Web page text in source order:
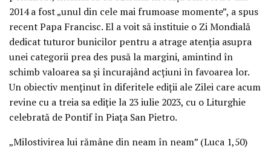
2014 a fost „unul din cele mai frumoase momente”, a spus
recent Papa Francisc. El a voit să instituie o Zi Mondială
dedicat tuturor bunicilor pentru a atrage atenția asupra
unei categorii prea des pusă la margini, amintind în
schimb valoarea sa și încurajând acțiuni în favoarea lor.
Un obiectiv menținut în diferitele ediții ale Zilei care acum
revine cu a treia sa ediție la 23 iulie 2023, cu o Liturghie
celebrată de Pontif în Piața San Pietro.
„Milostivirea lui rămâne din neam în neam” (Luca 1,50)